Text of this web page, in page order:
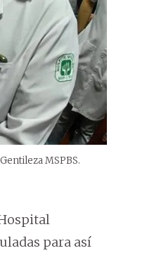
MSPBS.
para así